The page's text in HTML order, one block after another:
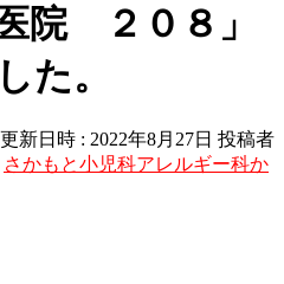
院 ２０８」
た。
新日時 : 2022年8月27日 投稿者
さかもと小児科アレルギー科か